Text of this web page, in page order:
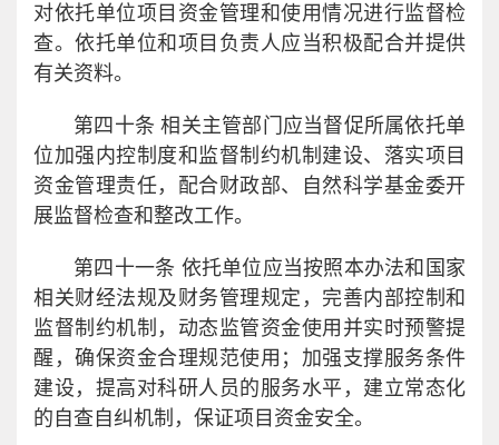
对依托单位项目资金管理和使用情况进行监督检
查。依托单位和项目负责人应当积极配合并提供
有关资料。
第四十条 相关主管部门应当督促所属依托单
位加强内控制度和监督制约机制建设、落实项目
资金管理责任，配合财政部、自然科学基金委开
展监督检查和整改工作。
第四十一条 依托单位应当按照本办法和国家
相关财经法规及财务管理规定，完善内部控制和
监督制约机制，动态监管资金使用并实时预警提
醒，确保资金合理规范使用；加强支撑服务条件
建设，提高对科研人员的服务水平，建立常态化
的自查自纠机制，保证项目资金安全。